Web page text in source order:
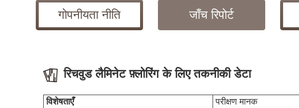
गोपनीयता नीति जाँच रिपोर्ट
रिचवुड लैमिनेट फ़्लोरिंग के लिए तकनीकी डेटा
विशेषताएँ परीक्षण मानक